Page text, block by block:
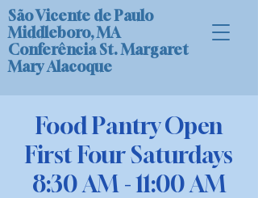
São Vicente de Paulo
Middleboro, MA
Conferência St. Margaret
Mary Alacoque
Food Pantry Open
First Four Saturdays
8:30 AM - 11:00 AM